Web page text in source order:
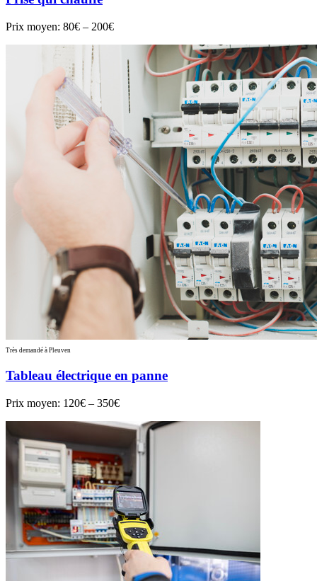
Prix moyen: 80€ – 200€
Très demandé à Pleuven
Tableau électrique en panne
Prix moyen: 120€ – 350€